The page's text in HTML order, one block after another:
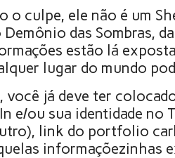
o culpe, ele não é um
das Sombras,
estão lá
lugar do mundo
você já deve ter
e/ou sua identidade no
link do portfolio
informaçõezinhas